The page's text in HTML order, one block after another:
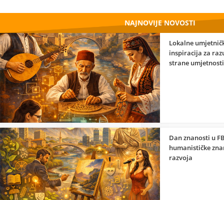
NAJNOVIJE NOVOSTI
Lokalne
inspiracija za
strane umjetnosti
Dan znanosti u
humanističke
razvoja